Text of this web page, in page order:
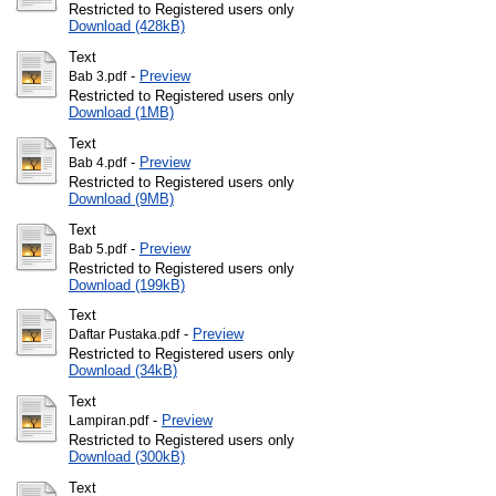
Restricted to Registered users only
Download (428kB)
Text
Bab 3.pdf- Preview
Restricted to Registered users only
Download (1MB)
Text
Bab 4.pdf- Preview
Restricted to Registered users only
Download (9MB)
Text
Bab 5.pdf- Preview
Restricted to Registered users only
Download (199kB)
Text
Daftar Pustaka.pdf- Preview
Restricted to Registered users only
Download (34kB)
Text
Lampiran.pdf- Preview
Restricted to Registered users only
Download (300kB)
Text